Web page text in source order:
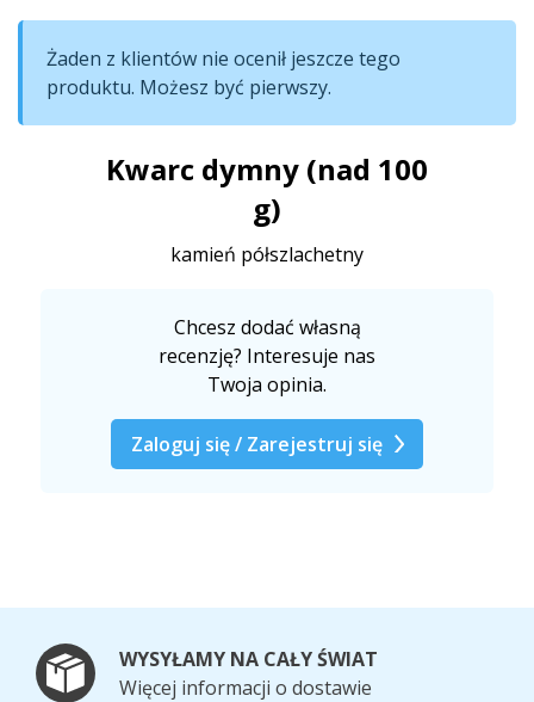
Żaden z klientów nie ocenił jeszcze tego
produktu. Możesz być pierwszy.
Kwarc dymny (nad 100
g)
kamień półszlachetny
Chcesz dodać własną
recenzję? Interesuje nas
Twoja opinia.
Zaloguj się / Zarejestruj się
WYSYŁAMY NA CAŁY ŚWIAT
Więcej informacji o dostawie